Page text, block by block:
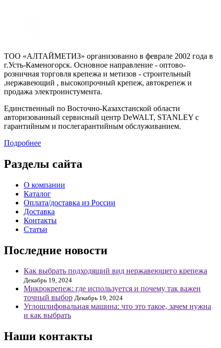
ТОО «АЛТАЙМЕТИЗ» организованно в феврале 2002 года в
г.Усть-Каменогорск. Основное направление - оптово-
розничная торговля крепежа и метизов - строительный
,нержавеющий , высокопрочный крепеж, автокрепеж и
продажа электроинстумента.
Единственный по Восточно-Казахстанской области
авторизованный сервисный центр DeWALT, STANLEY с
гарантийным и послегарантийным обслуживанием.
Подробнее
Разделы сайта
О компании
Каталог
Оплата/доставка из России
Доставка
Контакты
Статьи
Последние новости
Как выбрать подходящий вид нержавеющего крепежа
Декабрь 19, 2024
Микрокрепеж: где используется и почему так важен
точный выбор Декабрь 19, 2024
Углошлифовальная машина: что это такое, зачем нужна
и как выбрать
Наши контакты